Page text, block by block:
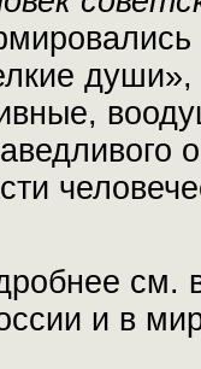
души»,
см.
и в